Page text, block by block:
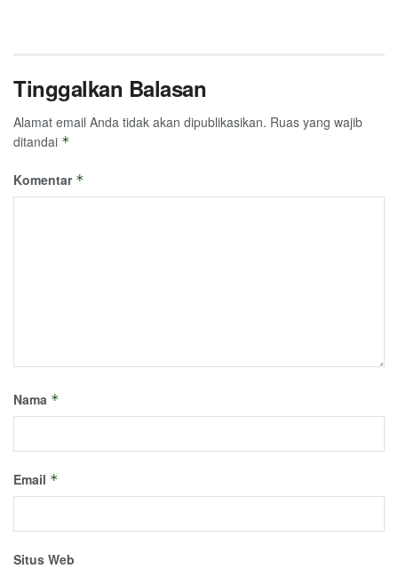
Tinggalkan Balasan
Alamat email Anda tidak akan dipublikasikan. Ruas yang wajib
ditandai *
Komentar *
Nama *
Email *
Situs Web